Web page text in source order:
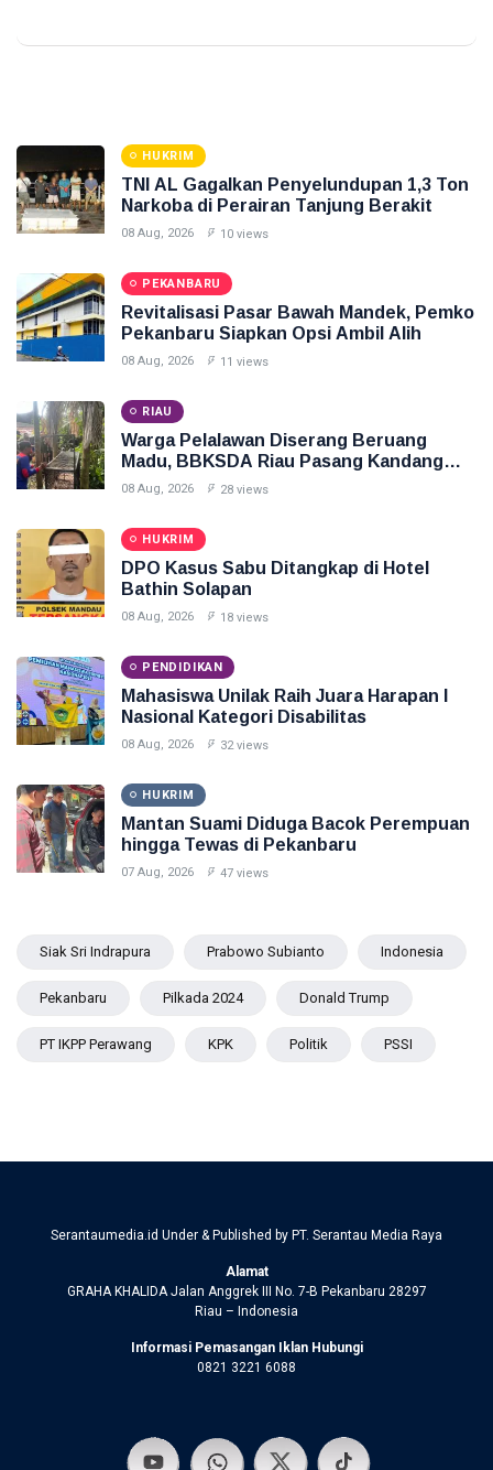
HUKRIM
TNI AL Gagalkan Penyelundupan 1,3 Ton
Narkoba di Perairan Tanjung Berakit
08 Aug, 2026 10 views
PEKANBARU
Revitalisasi Pasar Bawah Mandek, Pemko
Pekanbaru Siapkan Opsi Ambil Alih
08 Aug, 2026 11 views
RIAU
Warga Pelalawan Diserang Beruang
Madu, BBKSDA Riau Pasang Kandang
Jebak
08 Aug, 2026 28 views
HUKRIM
DPO Kasus Sabu Ditangkap di Hotel
Bathin Solapan
08 Aug, 2026 18 views
PENDIDIKAN
Mahasiswa Unilak Raih Juara Harapan I
Nasional Kategori Disabilitas
08 Aug, 2026 32 views
HUKRIM
Mantan Suami Diduga Bacok Perempuan
hingga Tewas di Pekanbaru
07 Aug, 2026 47 views
Siak Sri Indrapura Prabowo Subianto Indonesia
Pekanbaru Pilkada 2024 Donald Trump
PT IKPP Perawang KPK Politik PSSI
Serantaumedia.id Under & Published by PT. Serantau Media Raya
Alamat
GRAHA KHALIDA Jalan Anggrek III No. 7-B Pekanbaru 28297
Riau – Indonesia
Informasi Pemasangan Iklan Hubungi
0821 3221 6088